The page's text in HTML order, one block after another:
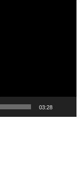
03:28